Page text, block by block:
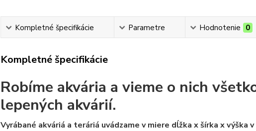
Kompletné špecifikácie Parametre Hodnotenie 0
Kompletné špecifikácie
Robíme akvária a vieme o nich
lepených akvárií.
Vyrábané akváriá a teráriá uvádzame v miere dĺžka x šírka x výška